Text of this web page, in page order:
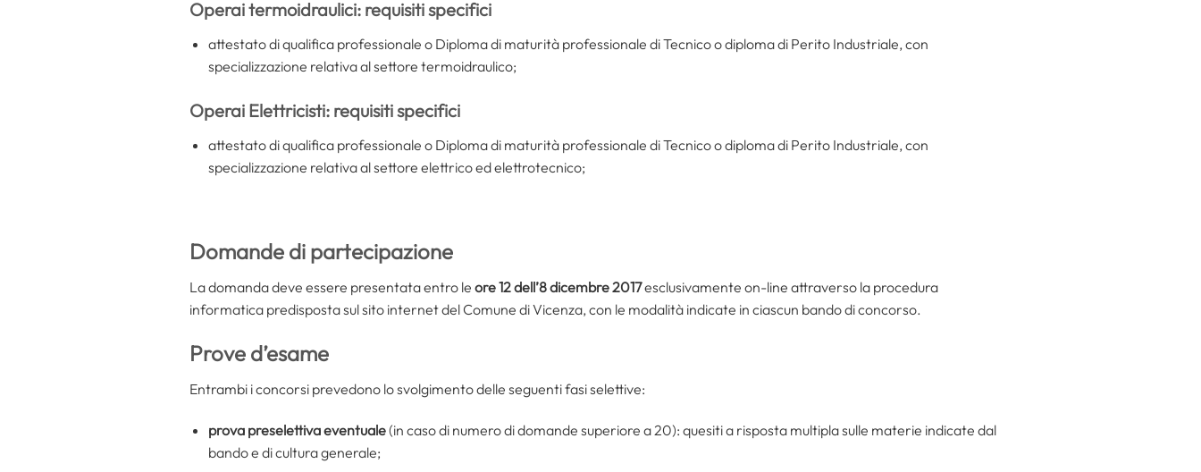
Operai termoidraulici: requisiti specifici
attestato di qualifica professionale o Diploma di maturità professionale di Tecnico o diploma di Perito Industriale, con
specializzazione relativa al settore termoidraulico;
Operai Elettricisti: requisiti specifici
attestato di qualifica professionale o Diploma di maturità professionale di Tecnico o diploma di Perito Industriale, con
specializzazione relativa al settore elettrico ed elettrotecnico;
Domande di partecipazione
La domanda deve essere presentata entro le ore 12 dell’8 dicembre 2017esclusivamente on-line attraverso la procedura
informatica predisposta sul sito internet del Comune di Vicenza, con le modalità indicate in ciascun bando di concorso.
Prove d’esame
Entrambi i concorsi prevedono lo svolgimento delle seguenti fasi selettive:
prova preselettiva eventuale(in caso di numero di domande superiore a 20): quesiti a risposta multipla sulle materie indicate dal
bando e di cultura generale;